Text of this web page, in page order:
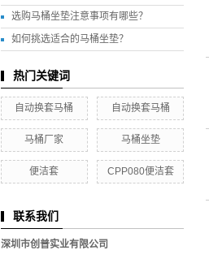
选购马桶坐垫注意事项有哪些？
如何挑选适合的马桶坐垫？
热门关键词
自动换套马桶 自动换套马桶
马桶厂家 马桶坐垫
便洁套 CPP080便洁套
联系我们
深圳市创普实业有限公司